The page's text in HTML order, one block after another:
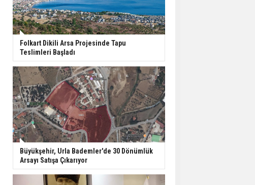
Aileden Miras Kalan Ev
Nasıl Satılır?
İstanbul'da 15 Bin Kiralık
Sosyal Konut Eylülde
Kiraya Verilecek
Folkart Dikili Arsa Projesinde Tapu
Teslimleri Başladı
Büyükşehir, Urla Bademler'de 30 Dönümlük
Arsayı Satışa Çıkarıyor